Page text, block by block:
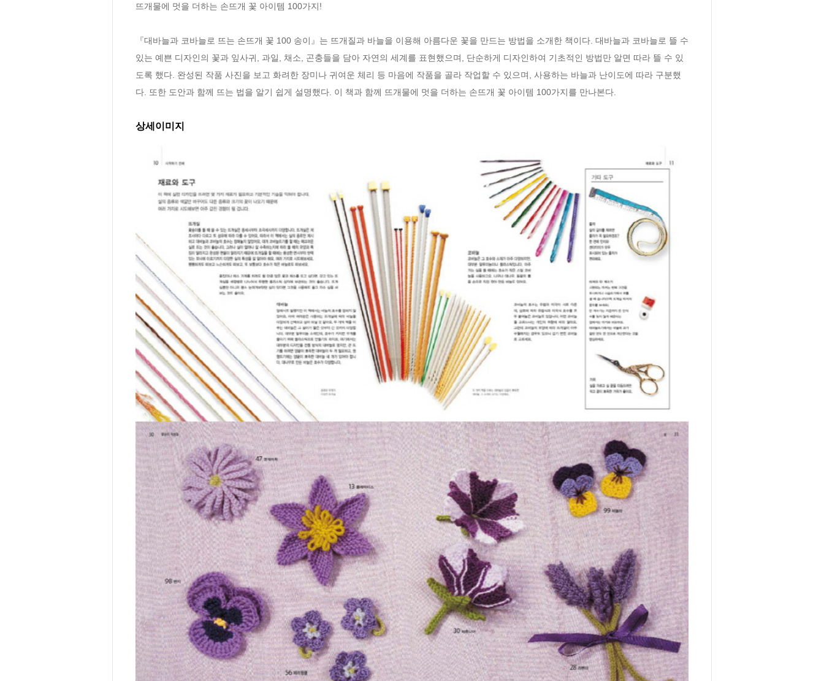
뜨개물에 멋을 더하는 손뜨개 꽃 아이템 100가지!
『대바늘과 코바늘로 뜨는 손뜨개 꽃 100 송이』는 뜨개질과 바늘을 이용해 아름다운 꽃을 만드는 방법을 소개한 책이다. 대바늘과 코바늘로 뜰 수
있는 예쁜 디자인의 꽃과 잎사귀, 과일, 채소, 곤충들을 담아 자연의 세계를 표현했으며, 단순하게 디자인하여 기초적인 방법만 알면 따라 뜰 수 있
도록 했다. 완성된 작품 사진을 보고 화려한 장미나 귀여운 체리 등 마음에 작품을 골라 작업할 수 있으며, 사용하는 바늘과 난이도에 따라 구분했
다. 또한 도안과 함께 뜨는 법을 알기 쉽게 설명했다. 이 책과 함께 뜨개물에 멋을 더하는 손뜨개 꽃 아이템 100가지를 만나본다.
상세이미지